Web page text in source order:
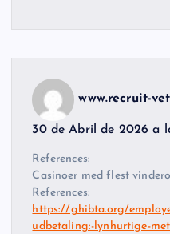
www.recruit-
30 de Abril de 2026 a
References:
Casinoer med flest
References:
https://ghibta.org/
udbetaling:-lynhurtige-